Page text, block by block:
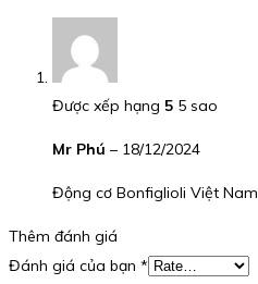
Được xếp hạng 5 5 sao
Mr Phú – 18/12/2024
Động cơ Bonfiglioli Việt Nam
Thêm đánh giá
Đánh giá của bạn *